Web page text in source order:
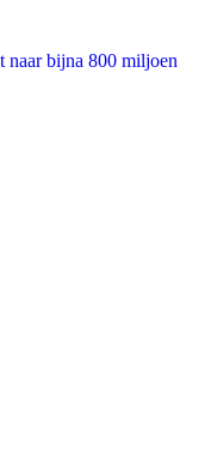
bijna 800 miljoen